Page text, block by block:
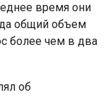
время они
общий объем
более чем в два
об